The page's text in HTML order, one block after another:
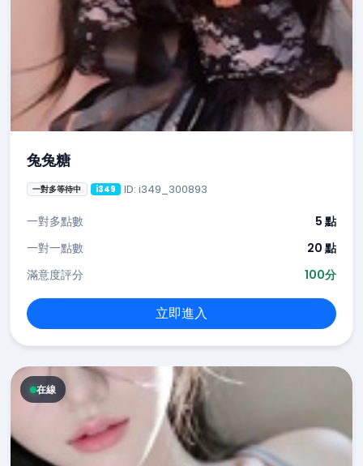
兔兔糖
一對多等待中 i349 ID: i349_300893
一對多點數
5 點
一對一點數
20 點
滿意度評分
100分
立即進入
在線